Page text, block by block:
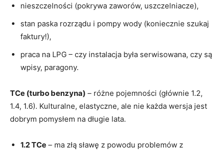
nieszczelności (pokrywa zaworów, uszczelniacze),
stan paska rozrządu i pompy wody (koniecznie szukaj
faktury!),
praca na LPG – czy instalacja była serwisowana, czy są
wpisy, paragony.
TCe (turbo benzyna) – różne pojemności (głównie 1.2,
1.4, 1.6). Kulturalne, elastyczne, ale nie każda wersja jest
dobrym pomysłem na długie lata.
1.2 TCe – ma złą sławę z powodu problemów z